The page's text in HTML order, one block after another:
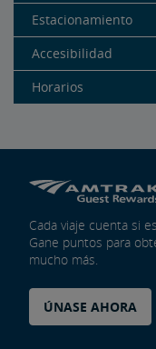
Estacionamiento
Accesibilidad
Horarios
Cada viaje cuenta si
Gane puntos para
mucho más.
ÚNASE AHORA